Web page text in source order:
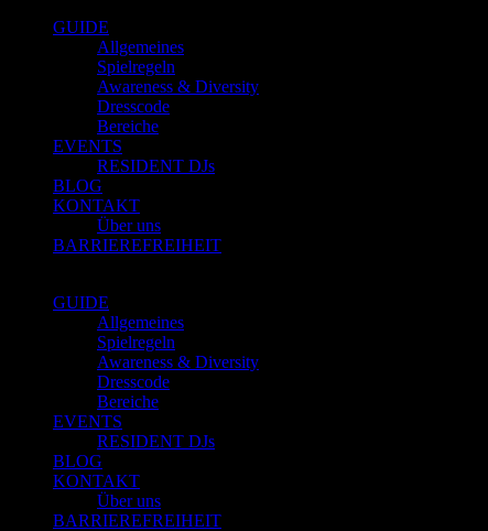
GUIDE
Allgemeines
Spielregeln
Awareness & Diversity
Dresscode
Bereiche
EVENTS
RESIDENT DJs
BLOG
KONTAKT
Über uns
BARRIEREFREIHEIT
GUIDE
Allgemeines
Spielregeln
Awareness & Diversity
Dresscode
Bereiche
EVENTS
RESIDENT DJs
BLOG
KONTAKT
Über uns
BARRIEREFREIHEIT